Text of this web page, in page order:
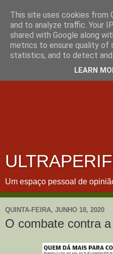
Um espaço pessoal de
QUINTA-FEIRA, JUNHO 18, 2020
O combate contra
This site uses cookies from
and to analyze traffic. Your
shared with Google along
metrics to ensure quality of
statistics, and to detect and
LEARN